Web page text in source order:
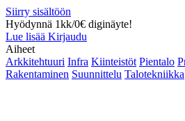
Siirry sisältöön
Hyödynnä 1kk/0€ diginäyte!
Lue lisää Kirjaudu
Aiheet
Arkkitehtuuri Infra Kiinteistöt Pientalo
Rakentaminen Suunnittelu Talotekniikka